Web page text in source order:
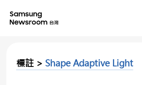
標註 > Shape Adaptive Light